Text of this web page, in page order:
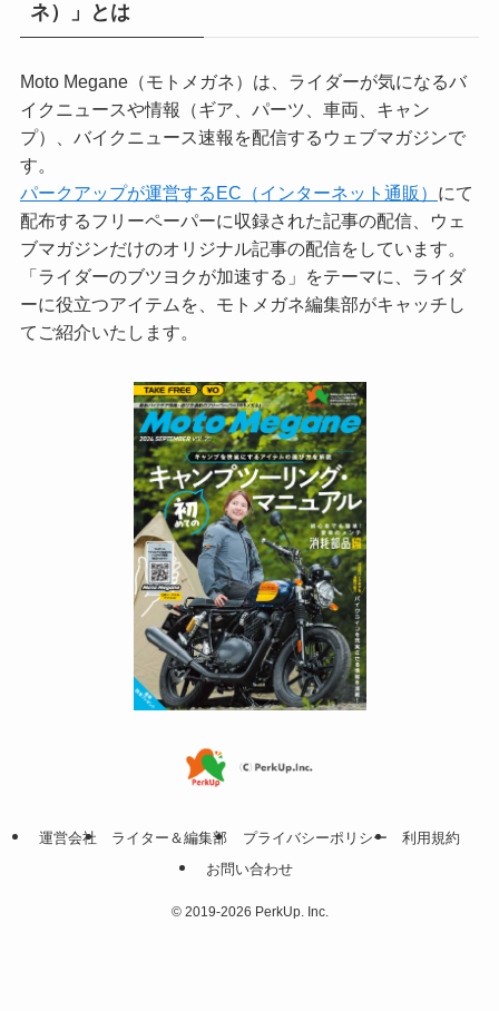
ネ）」とは
Moto Megane（モトメガネ）は、ライダーが気になるバ
イクニュースや情報（ギア、パーツ、車両、キャン
プ）、バイクニュース速報を配信するウェブマガジンで
す。
パークアップが運営するEC（インターネット通販） にて
配布するフリーペーパーに収録された記事の配信、ウェ
ブマガジンだけのオリジナル記事の配信をしています。
「ライダーのブツヨクが加速する」をテーマに、ライダ
ーに役立つアイテムを、モトメガネ編集部がキャッチし
てご紹介いたします。
運営会社 ライター＆編集部 プライバシーポリシー
利用規約
お問い合わせ
©2019-2026 PerkUp. Inc.